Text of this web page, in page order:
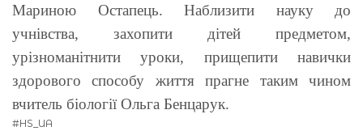
Мариною Остапець. Наблизити науку до
учнівства, захопити дітей предметом,
урізноманітнити уроки, прищепити навички
здорового способу життя прагне таким чином
вчитель біології Ольга Бенцарук.
#HS_UA